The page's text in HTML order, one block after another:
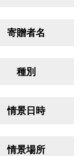
寄贈者名
種別
情景日時
情景場所